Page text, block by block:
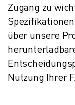
Zugang zu
über unsere
Nutzung Ihrer